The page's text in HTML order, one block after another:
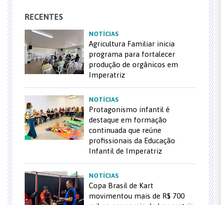
RECENTES
NOTÍCIAS
Agricultura Familiar inicia
programa para fortalecer
produção de orgânicos em
Imperatriz
NOTÍCIAS
Protagonismo infantil é
destaque em formação
continuada que reúne
profissionais da Educação
Infantil de Imperatriz
NOTÍCIAS
Copa Brasil de Kart
movimentou mais de R$ 700